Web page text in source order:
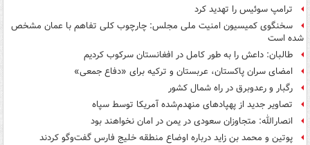
ترامپ سوئیس را تهدید کرد
سخنگوی کمیسیون امنیت ملی مجلس: چارچوب کلی تفاهم با عمان مشخص
شده است
طالبان: داعش را به طور کامل در افغانستان سرکوب کردیم
امضای سران پاکستان، عربستان و ترکیه برای «دفاع جمعی»
رگبار و رعدوبرق در راه شمال کشور
تصاویر جدید از پهپادهای منهدم‌شده آمریکا توسط سپاه
انصارالله: متجاوزان سعودی در یمن در امان نخواهند بود
پوتین و محمد بن زاید درباره اوضاع منطقه خلیج فارس گفت‌وگو کردند